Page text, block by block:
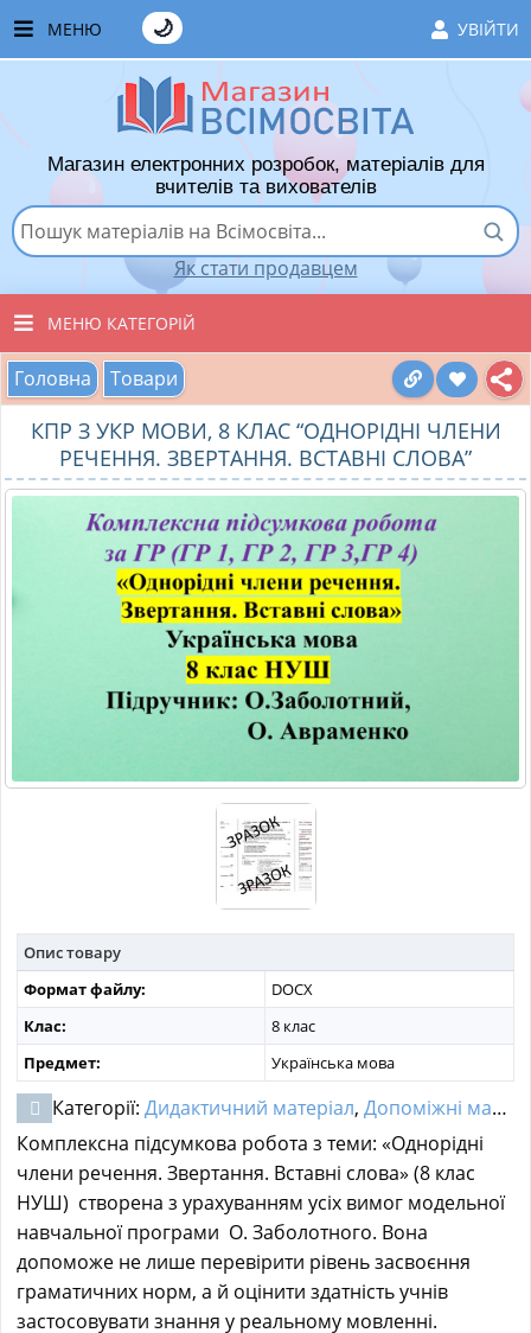
МЕНЮ УВІЙТИ
🌙
ЧАСТІ ЗАПИТАННЯ
ЯК ТУТ КУПУВАТИ
ЯК ТУТ ПРОДАВАТИ
ДОДАТИ РОЗРОБКУ
ВПОДОБАНІ ТОВАРИ
КОШИК
Магазин електронних розробок, матеріалів для
вчителів та вихователів
Як стати продавцем
МЕНЮ КАТЕГОРІЙ
ВСІ ТОВАРИ
ВИХОВАТЕЛЯМ ДНЗ
ПОЧАТКОВІ КЛАСИ
МАТЕРІАЛИ З ПРЕДМЕТІВ
РІЗНІ МАТЕРІАЛИ
Головна Товари
КПР З УКР МОВИ, 8 КЛАС “ОДНОРІДНІ ЧЛЕНИ
РЕЧЕННЯ. ЗВЕРТАННЯ. ВСТАВНІ СЛОВА”
Опис товару
Формат файлу:
DOCX
Клас:
8 клас
Предмет:
Українська мова
Категорії: Дидактичний матеріал, Допоміжні матеріали
Комплексна підсумкова робота з теми: «Однорідні
члени речення. Звертання. Вставні слова» (8 клас
НУШ) створена з урахуванням усіх вимог модельної
навчальної програми О. Заболотного. Вона
допоможе не лише перевірити рівень засвоєння
граматичних норм, а й оцінити здатність учнів
застосовувати знання у реальному мовленні.